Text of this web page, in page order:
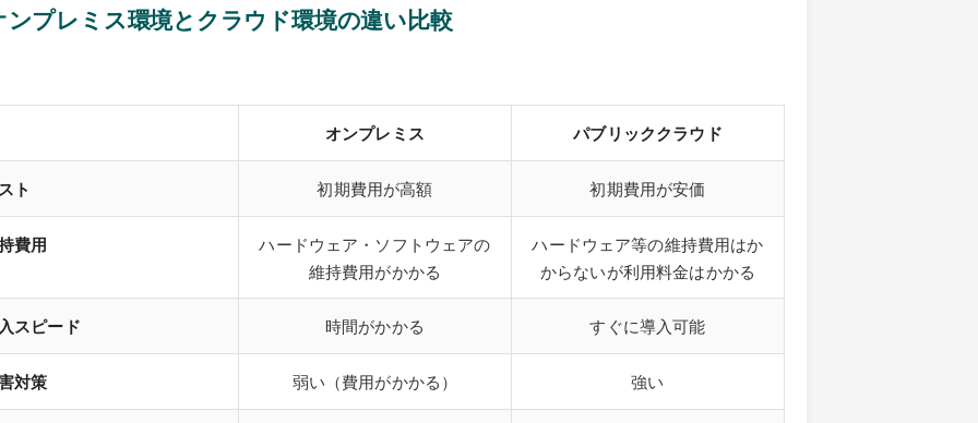
ンプレミス環境とクラウド環境の違い比較
オンプレミス パブリッククラウド
ト 初期費用が高額 初期費用が安価
費用
ハードウェア・ソフトウェアの
維持費用がかかる
ハードウェア等の維持費用はか
からないが利用料金はかかる
スピード 時間がかかる すぐに導入可能
対策 弱い（費用がかかる） 強い